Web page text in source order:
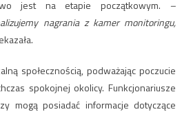
jest na etapie początkowym. –
nagrania z kamer monitoringu,
społecznością, podważając poczucie
spokojnej okolicy. Funkcjonariusze
mogą posiadać informacje dotyczące